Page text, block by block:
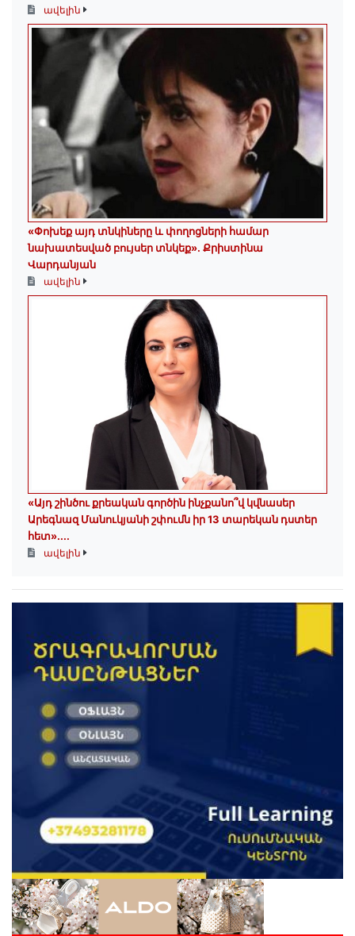
ավելին
«Փոխեք այդ տնկիները և փողոցների համար
նախատեսված բույսեր տնկեք». Քրիստինա
Վարդանյան
ավելին
«Այդ շինծու քրեական գործին ինչքանո՞վ կվնասեր
Արեգնազ Մանուկյանի շփումն իր 13 տարեկան դստեր
հետ»․...
ավելին